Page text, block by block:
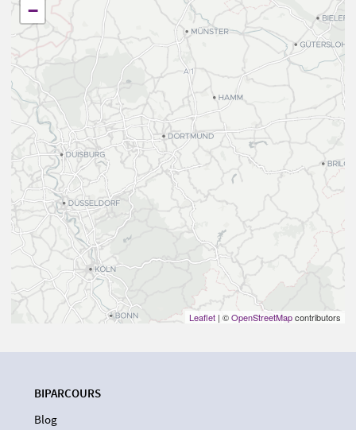
−
Leaflet | ©OpenStreetMapcontributors
BIPARCOURS
Blog